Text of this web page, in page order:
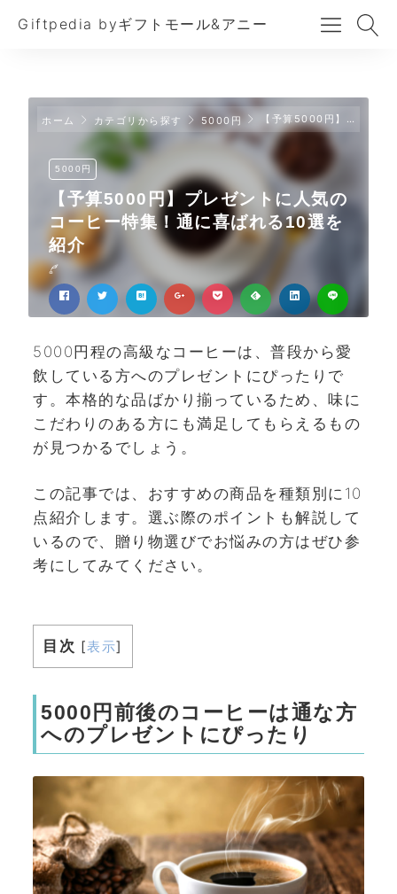
Giftpedia byギフトモール&アニー
ホーム カテゴリから探す 5000円 【予算5000円】プレゼントに人気のコーヒー特集！通に喜ばれる10選を紹介
5000円
【予算5000円】プレゼントに人気の
コーヒー特集！通に喜ばれる10選を
紹介
5000円程の高級なコーヒーは、普段から愛
飲している方へのプレゼントにぴったりで
す。本格的な品ばかり揃っているため、味に
こだわりのある方にも満足してもらえるもの
が見つかるでしょう。
この記事では、おすすめの商品を種類別に10
点紹介します。選ぶ際のポイントも解説して
いるので、贈り物選びでお悩みの方はぜひ参
考にしてみてください。
目次 [表示]
5000円前後のコーヒーは通な方
へのプレゼントにぴったり